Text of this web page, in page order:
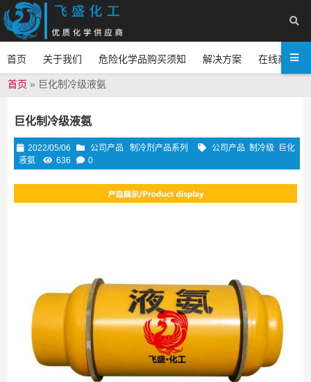
首页 关于我们 危险化学品购买须知 解决方案 在线商城
首页 » 巨化制冷级液氨
巨化制冷级液氨
2022/05/06 公司产品 制冷剂产品系列 公司产品 制冷级
巨化
液氨
636 0